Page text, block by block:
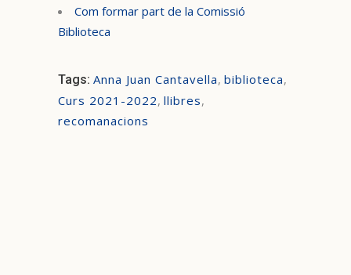
Com formar part de la Comissió
Biblioteca
Tags: Anna Juan Cantavella, biblioteca,
Curs 2021-2022, llibres,
recomanacions